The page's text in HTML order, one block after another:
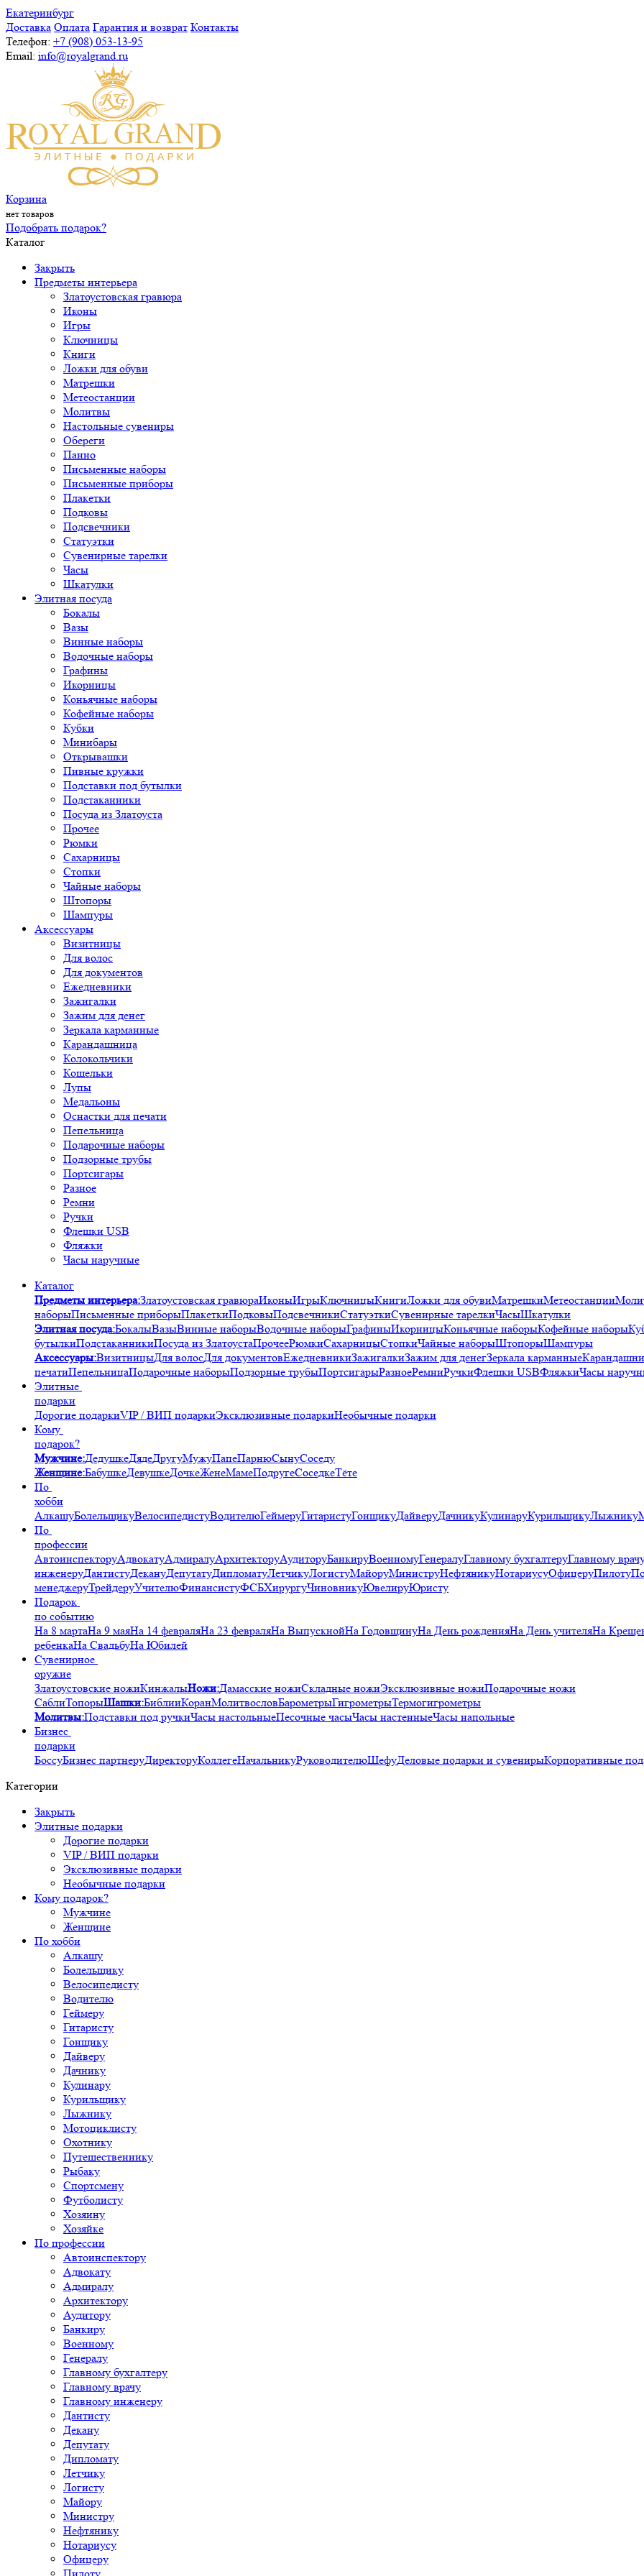
Екатеринбург
Доставка Оплата Гарантия и возврат Контакты
Телефон: +7 (908) 053-13-95
Email: info@royalgrand.ru
Корзина
нет товаров
Подобрать подарок?
Каталог
Закрыть
Предметы интерьера
Златоустовская гравюра
Иконы
Игры
Ключницы
Книги
Ложки для обуви
Матрешки
Метеостанции
Молитвы
Настольные сувениры
Обереги
Панно
Письменные наборы
Письменные приборы
Плакетки
Подковы
Подсвечники
Статуэтки
Сувенирные тарелки
Часы
Шкатулки
Элитная посуда
Бокалы
Вазы
Винные наборы
Водочные наборы
Графины
Икорницы
Коньячные наборы
Кофейные наборы
Кубки
Минибары
Открывашки
Пивные кружки
Подставки под бутылки
Подстаканники
Посуда из Златоуста
Прочее
Рюмки
Сахарницы
Стопки
Чайные наборы
Штопоры
Шампуры
Аксессуары
Визитницы
Для волос
Для документов
Ежедневники
Зажигалки
Зажим для денег
Зеркала карманные
Карандашница
Колокольчики
Кошельки
Лупы
Медальоны
Оснастки для печати
Пепельница
Подарочные наборы
Подзорные трубы
Портсигары
Разное
Ремни
Ручки
Флешки USB
Фляжки
Часы наручные
Каталог
Предметы интерьера:Златоустовская гравюраИконыИгрыКлючницыКнигиЛожки для обувиМатрешкиМетеостанции
наборыПисьменные приборыПлакеткиПодковыПодсвечникиСтатуэткиСувенирные тарелкиЧасыШкатулки
Элитная посуда:БокалыВазыВинные наборыВодочные наборыГрафиныИкорницыКоньячные наборыКофейные наборы
бутылкиПодстаканникиПосуда из ЗлатоустаПрочееРюмкиСахарницыСтопкиЧайные наборыШтопорыШампуры
Аксессуары:ВизитницыДля волосДля документовЕжедневникиЗажигалкиЗажим для денегЗеркала карманные
печатиПепельницаПодарочные наборыПодзорные трубыПортсигарыРазноеРемниРучкиФлешки USBФляжкиЧасы
Элитные
подарки
Дорогие подаркиVIP / ВИП подаркиЭксклюзивные подаркиНеобычные подарки
Кому
подарок?
Мужчине:ДедушкеДядеДругуМужуПапеПарнюСынуСоседу
Женщине:БабушкеДевушкеДочкеЖенеМамеПодругеСоседкеТёте
По
хобби
АлкашуБолельщикуВелосипедистуВодителюГеймеруГитаристуГонщикуДайверуДачникуКулинаруКурильщикуЛыжнику
По
профессии
АвтоинспекторуАдвокатуАдмиралуАрхитекторуАудиторуБанкируВоенномуГенералуГлавному бухгалтеруГлавному
инженеруДантистуДекануДепутатуДипломатуЛетчикуЛогистуМайоруМиниструНефтяникуНотариусуОфицеруПилоту
менеджеруТрейдеруУчителюФинансистуФСБХирургуЧиновникуЮвелируЮристу
Подарок
по событию
На 8 мартаНа 9 маяНа 14 февраляНа 23 февраляНа ВыпускнойНа ГодовщинуНа День рожденияНа День учителяНа
ребенкаНа СвадьбуНа Юбилей
Сувенирное
оружие
Златоустовские ножиКинжалыНожи:Дамасские ножиСкладные ножиЭксклюзивные ножиПодарочные ножи
СаблиТопорыШашки:БиблииКоранМолитвословБарометрыГигрометрыТермогигрометры
Молитвы:Подставки под ручкиЧасы настольныеПесочные часыЧасы настенныеЧасы напольные
Бизнес
подарки
БоссуБизнес партнеруДиректоруКоллегеНачальникуРуководителюШефуДеловые подарки и сувенирыКорпоративные
Категории
Закрыть
Элитные подарки
Дорогие подарки
VIP / ВИП подарки
Эксклюзивные подарки
Необычные подарки
Кому подарок?
Мужчине
Женщине
По хобби
Алкашу
Болельщику
Велосипедисту
Водителю
Геймеру
Гитаристу
Гонщику
Дайверу
Дачнику
Кулинару
Курильщику
Лыжнику
Мотоциклисту
Охотнику
Путешественнику
Рыбаку
Спортсмену
Футболисту
Хозяину
Хозяйке
По профессии
Автоинспектору
Адвокату
Адмиралу
Архитектору
Аудитору
Банкиру
Военному
Генералу
Главному бухгалтеру
Главному врачу
Главному инженеру
Дантисту
Декану
Депутату
Дипломату
Летчику
Логисту
Майору
Министру
Нефтянику
Нотариусу
Офицеру